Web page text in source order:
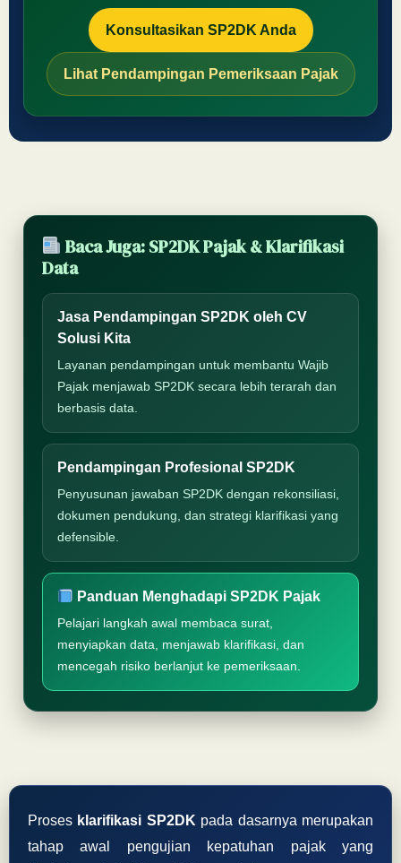
Konsultasikan SP2DK Anda
Lihat Pendampingan Pemeriksaan Pajak
Baca Juga: SP2DK Pajak & Klarifikasi
Data
Jasa Pendampingan SP2DK oleh CV
Solusi Kita
Layanan pendampingan untuk membantu Wajib
Pajak menjawab SP2DK secara lebih terarah dan
berbasis data.
Pendampingan Profesional SP2DK
Penyusunan jawaban SP2DK dengan rekonsiliasi,
dokumen pendukung, dan strategi klarifikasi yang
defensible.
Panduan Menghadapi SP2DK Pajak
Pelajari langkah awal membaca surat,
menyiapkan data, menjawab klarifikasi, dan
mencegah risiko berlanjut ke pemeriksaan.
Proses klarifikasi SP2DK pada dasarnya merupakan
tahap awal pengujian kepatuhan pajak yang